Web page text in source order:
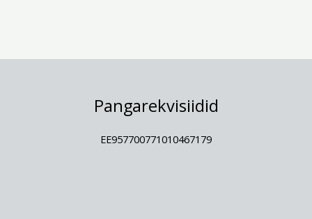
Pangarekvisiidid
EE957700771010467179